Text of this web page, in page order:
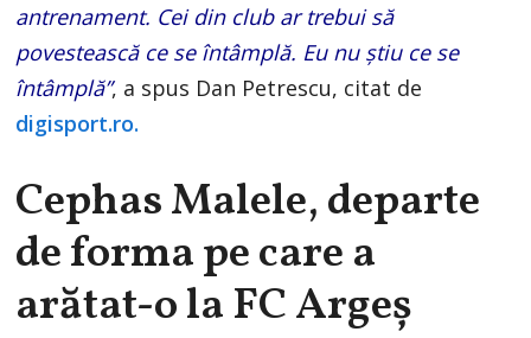
antrenament. Cei din club ar trebui să
povestească ce se întâmplă. Eu nu știu ce se
întâmplă”, a spus Dan Petrescu, citat de
digisport.ro.
Cephas Malele, departe
de forma pe care a
arătat-o la FC Argeș